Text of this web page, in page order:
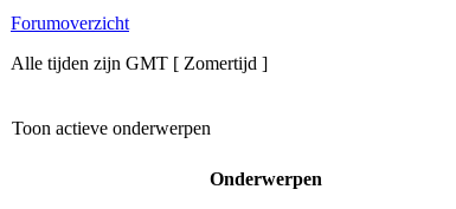
Forumoverzicht
Alle tijden zijn GMT [ Zomertijd ]
Toon actieve onderwerpen
Onderwerpen